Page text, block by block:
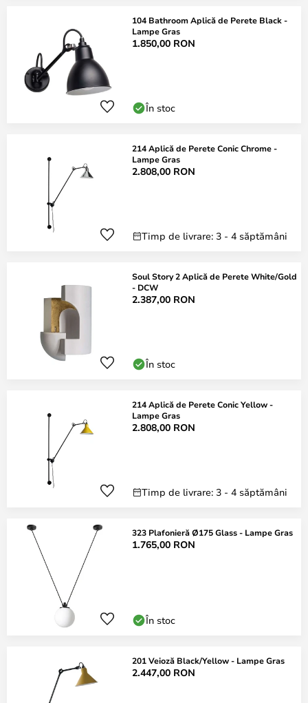
104 Bathroom Aplică de Perete Black -
Lampe Gras
1.850,00 RON
În stoc
214 Aplică de Perete Conic Chrome -
Lampe Gras
2.808,00 RON
Timp de livrare: 3 - 4 săptămâni
Soul Story 2 Aplică de Perete White/Gold
- DCW
2.387,00 RON
În stoc
214 Aplică de Perete Conic Yellow -
Lampe Gras
2.808,00 RON
Timp de livrare: 3 - 4 săptămâni
323 Plafonieră Ø175 Glass - Lampe Gras
1.765,00 RON
În stoc
201 Veioză Black/Yellow - Lampe Gras
2.447,00 RON